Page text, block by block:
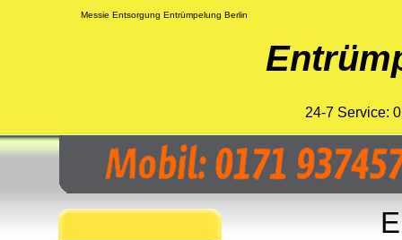
Messie Entsorgung Entrümpelung Berlin
24-7 Service: